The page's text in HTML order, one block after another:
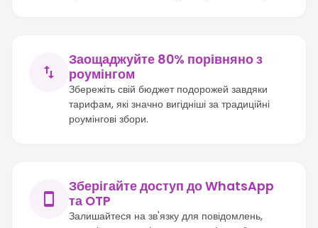
Заощаджуйте 80% порівняно з
роумінгом
Збережіть свій бюджет подорожей завдяки
тарифам, які значно вигідніші за традиційні
роумінгові збори.
Зберігайте доступ до WhatsApp
та OTP
Залишайтеся на зв'язку для повідомлень,